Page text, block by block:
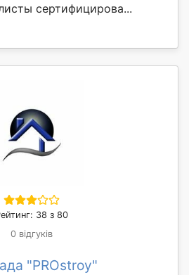
сертифицирова...
38 з 80
0 відгуків
"PROstroy"